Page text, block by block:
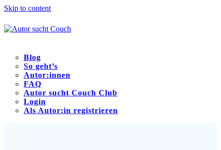
Skip to content
Blog
So geht’s
Autor:innen
FAQ
Autor sucht Couch Club
Login
Als Autor:in registrieren